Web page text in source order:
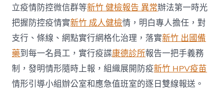
立疫情防控微信群等新竹 健檢報告 異常辦法第一時光
把握防控疫情實新竹 成人健檢情，明白專人擔任，對
支行、條線、網點實行網格化治理，落實新竹 出國備
藥到每一名員工，實行疫諜康德診所報告一把手義務
制，發明情形隨時上報，組織展開防疫新竹 HPV疫苗
情形引導小組辦公室和應急值班室的逐日雙線報送。